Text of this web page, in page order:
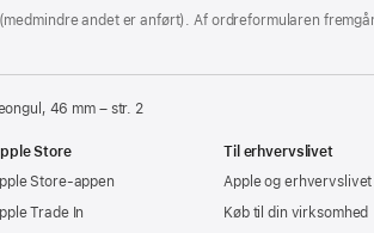
andet er anført). Af ordreformularen
46 mm – str. 2
Store
Store-appen
Trade In
Til erhvervslivet
Apple og erhvervslivet
Køb til din virksomhed